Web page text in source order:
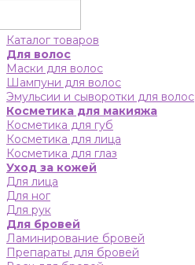
Каталог товаров
Для волос
Маски для волос
Шампуни для волос
Эмульсии и сыворотки для волос
Косметика для макияжа
Косметика для губ
Косметика для лица
Косметика для глаз
Уход за кожей
Для лица
Для ног
Для рук
Для бровей
Ламинирование бровей
Препараты для бровей